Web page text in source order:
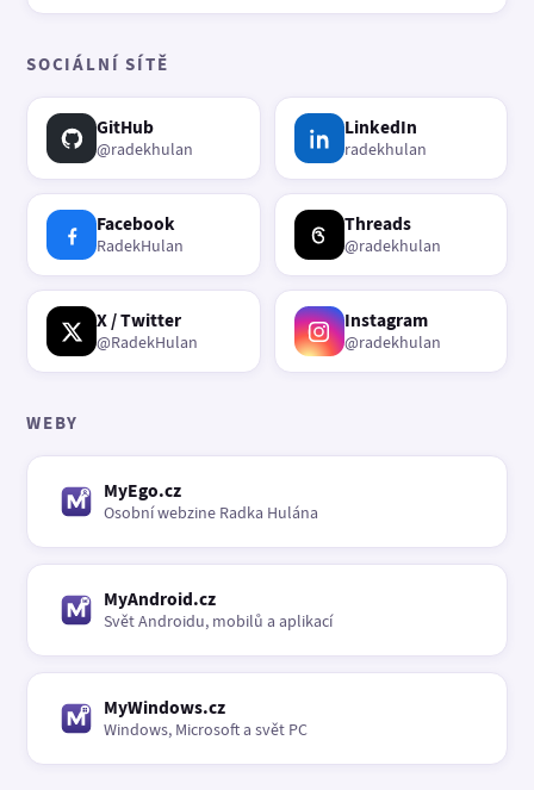
SOCIÁLNÍ SÍTĚ
GitHub
@radekhulan
LinkedIn
radekhulan
Facebook
RadekHulan
Threads
@radekhulan
X / Twitter
@RadekHulan
Instagram
@radekhulan
WEBY
MyEgo.cz
Osobní webzine Radka Hulána
MyAndroid.cz
Svět Androidu, mobilů a aplikací
MyWindows.cz
Windows, Microsoft a svět PC